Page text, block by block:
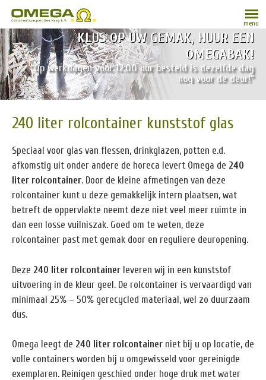
menu
KLUS OP UW GEMAK, HUUR EEN
OMEGABAK!
“Op werkdagen vóór 12:00 uur besteld is dezelfde dag
nog voor de deur!”
240 liter rolcontainer kunststof glas
Speciaal voor glas van flessen, drinkglazen, potten e.d.
afkomstig uit onder andere de horeca levert Omega de 240
liter rolcontainer. Door de kleine afmetingen van deze
rolcontainer kunt u deze gemakkelijk intern plaatsen, wat
betreft de oppervlakte neemt deze niet veel meer ruimte in
dan een losse vuilniszak. Goed om te weten, deze
rolcontainer past met gemak door en reguliere deuropening.
Deze 240 liter rolcontainer leveren wij in een kunststof
uitvoering in de kleur geel. De rolcontainer is vervaardigd van
minimaal 25% – 50% gerecycled materiaal, wel zo duurzaam
dus.
Omega leegt de 240 liter rolcontainer niet bij u op locatie, de
volle containers worden bij u omgewisseld voor gereinigde
exemplaren. Reinigen geschied onder hoge druk met water